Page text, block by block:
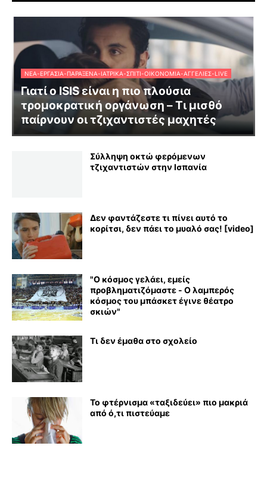
ΝΈΑ-ΕΡΓΑΣΊΑ-ΠΑΡΆΞΕΝΑ-ΙΑΤΡΙΚΆ-ΣΠΊΤΙ-ΟΙΚΟΝΟΜΊΑ-ΑΓΓΕΛΊΕΣ-LIVE
Γιατί ο ISIS είναι η πιο πλούσια
τρομοκρατική οργάνωση – Τι μισθό
παίρνουν οι τζιχαντιστές μαχητές
Σύλληψη οκτώ φερόμενων
τζιχαντιστών στην Ισπανία
Δεν φαντάζεστε τι πίνει αυτό το
κορίτσι, δεν πάει το μυαλό σας! [video]
"Ο κόσμος γελάει, εμείς
προβληματιζόμαστε - Ο λαμπερός
κόσμος του μπάσκετ έγινε θέατρο
σκιών"
Τι δεν έμαθα στο σχολείο
Το φτέρνισμα «ταξιδεύει» πιο μακριά
από ό,τι πιστεύαμε